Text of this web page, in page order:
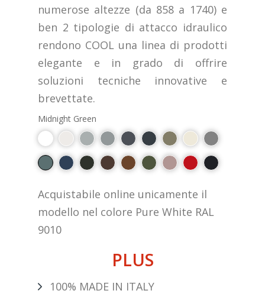
numerose altezze (da 858 a 1740) e
ben 2 tipologie di attacco idraulico
rendono COOL una linea di prodotti
elegante e in grado di offrire
soluzioni tecniche innovative e
brevettate.
Midnight Green
Acquistabile online unicamente il
modello nel colore Pure White RAL
9010
PLUS
100% MADE IN ITALY